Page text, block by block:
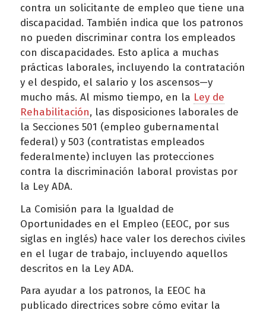
contra un solicitante de empleo que tiene una
discapacidad. También indica que los patronos
no pueden discriminar contra los empleados
con discapacidades. Esto aplica a muchas
prácticas laborales, incluyendo la contratación
y el despido, el salario y los ascensos—y
mucho más. Al mismo tiempo, en la Ley de
Rehabilitación, las disposiciones laborales de
la Secciones 501 (empleo gubernamental
federal) y 503 (contratistas empleados
federalmente) incluyen las protecciones
contra la discriminación laboral provistas por
la Ley ADA.
La Comisión para la Igualdad de
Oportunidades en el Empleo (EEOC, por sus
siglas en inglés) hace valer los derechos civiles
en el lugar de trabajo, incluyendo aquellos
descritos en la Ley ADA.
Para ayudar a los patronos, la EEOC ha
publicado directrices sobre cómo evitar la